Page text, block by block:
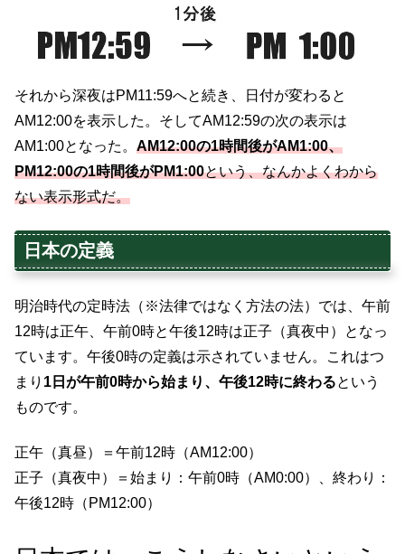
それから深夜はPM11:59へと続き、日付が変わると
AM12:00を表示した。そしてAM12:59の次の表示は
AM1:00となった。 AM12:00の1時間後がAM1:00、
PM12:00の1時間後がPM1:00という、なんかよくわから
ない表示形式だ。
日本の定義
明治時代の定時法（※法律ではなく方法の法）では、午前
12時は正午、午前0時と午後12時は正子（真夜中）となっ
ています。午後0時の定義は示されていません。これはつ
まり 1日が午前0時から始まり、午後12時に終わるという
ものです。
正午（真昼）＝午前12時（AM12:00）
正子（真夜中）＝始まり：午前0時（AM0:00）、終わり：
午後12時（PM12:00）